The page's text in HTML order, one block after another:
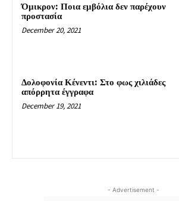
Όμικρον: Ποια εμβόλια δεν παρέχουν
προστασία
December 20, 2021
Δολοφονία Κένεντι: Στο φως χιλιάδες
απόρρητα έγγραφα
December 19, 2021
- Advertisement -